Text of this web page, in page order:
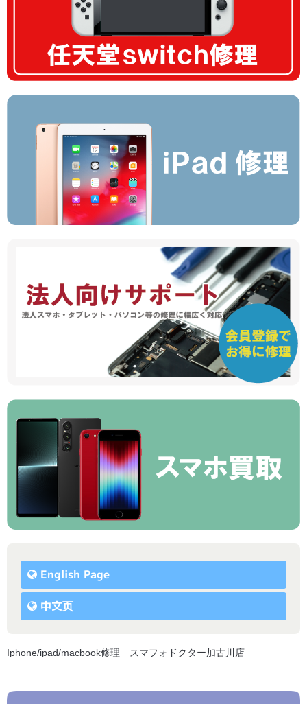
English Page
中文页
Iphone/ipad/macbook修理 スマフォドクター加古川店